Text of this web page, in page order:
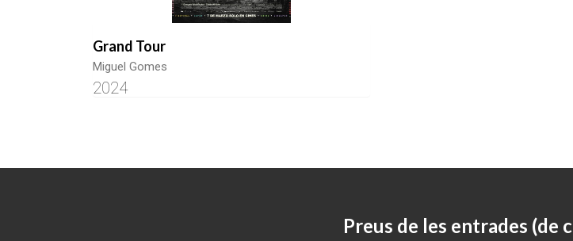
Grand Tour
Miguel Gomes
2024
Preus de les entrades (de